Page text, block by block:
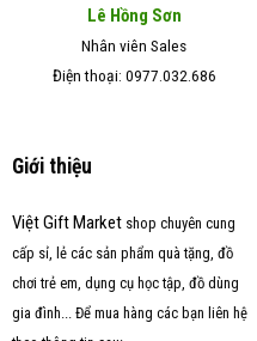
Lê Hồng Sơn
Nhân viên Sales
Điện thoại: 0977.032.686
Giới thiệu
Việt Gift Marketshop chuyên cung
cấp sỉ, lẻ các sản phẩm quà tặng, đồ
chơi trẻ em, dụng cụ học tập, đồ dùng
gia đình... Để mua hàng các bạn liên hệ